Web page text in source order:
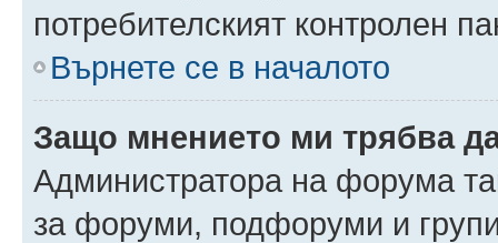
потребителският контролен
Върнете се в началото
Защо мнението ми трябва
Администратора на форума
за форуми, подфоруми и